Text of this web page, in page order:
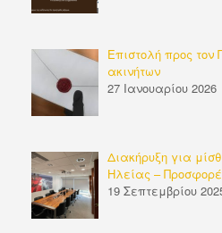
Επιστολή προς
ακινήτων
27 Ιανουαρίου 2026
Διακήρυξη για
Ηλείας –
19 Σεπτεμβρίου